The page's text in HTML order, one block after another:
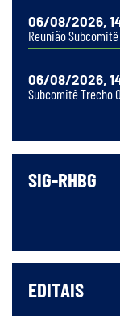
06/08/2026,
Reunião
06/08/2026,
Subcomitê Trecho
SIG-RHBG
EDITAIS